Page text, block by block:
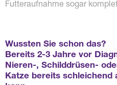
Futteraufnahme sogar
Wussten Sie schon das?
Bereits 2-3 Jahre vor
Nieren-, Schilddrüsen-
Katze bereits schleichend